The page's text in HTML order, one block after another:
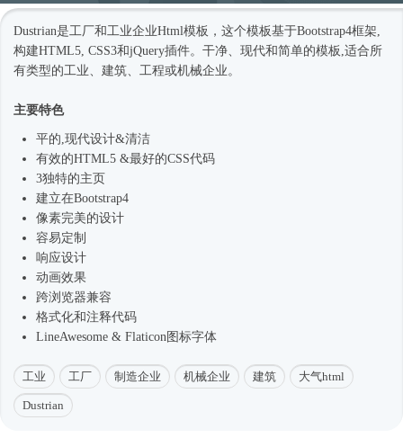
Dustrian是工厂和工业企业Html模板 ，这个模板基于Bootstrap4框架
构建HTML5, CSS3和jQuery插件。干净、现代和简单的模板,适合所
有类型的工业、建筑、工程或机械企业。
主要特色
平的,现代设计&清洁
有效的HTML5 &最好的CSS代码
3独特的主页
建立在Bootstrap4
像素完美的设计
容易定制
响应设计
动画效果
跨浏览器兼容
格式化和注释代码
LineAwesome & Flaticon图标字体
工业 工厂 制造企业 机械企业 建筑 大气html
Dustrian